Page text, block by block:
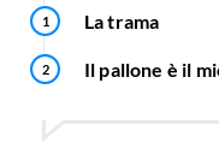
La trama
Il pallone è il